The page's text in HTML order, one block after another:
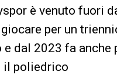
è venuto fuori
per un
dal 2023 fa anche
il poliedrico